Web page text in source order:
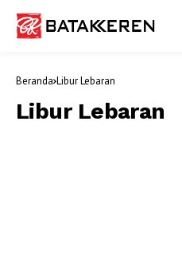
Beranda Libur Lebaran
Libur Lebaran